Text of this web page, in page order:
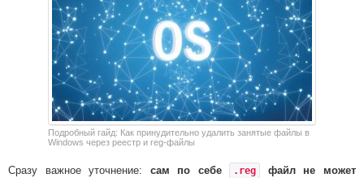
Подробный гайд: Как принудительно удалить занятые файлы в
Windows через реестр и reg-файлы
Сразу важное уточнение: сам по себе .reg
файл не может